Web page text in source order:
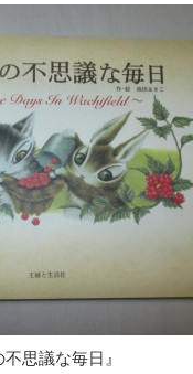
思議な毎日』